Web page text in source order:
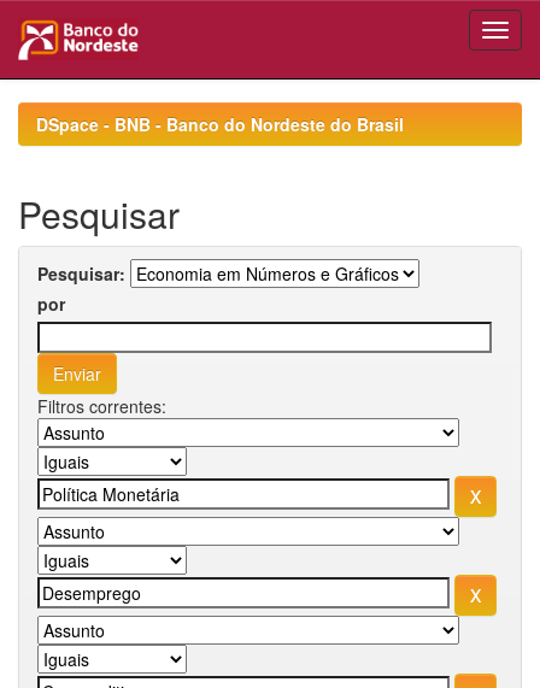
navigationDSpace - BNB - Banco do Nordeste do Brasil
Pesquisar
Pesquisar:
por
Filtros correntes: